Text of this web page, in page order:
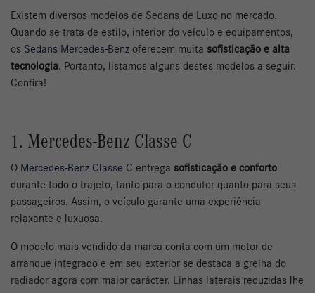
Existem diversos modelos de Sedans de Luxo no mercado.
Quando se trata de estilo, interior do veículo e equipamentos,
os Sedans Mercedes-Benz oferecem muita sofisticação e alta
tecnologia. Portanto, listamos alguns destes modelos a seguir.
Confira!
1. Mercedes-Benz Classe C
O Mercedes-Benz Classe C entrega sofisticação e conforto
durante todo o trajeto, tanto para o condutor quanto para seus
passageiros. Assim, o veículo garante uma experiência
relaxante e luxuosa.
O modelo mais vendido da marca conta com um motor de
arranque integrado e em seu exterior se destaca a grelha do
radiador agora com maior carácter. Linhas laterais reduzidas lhe